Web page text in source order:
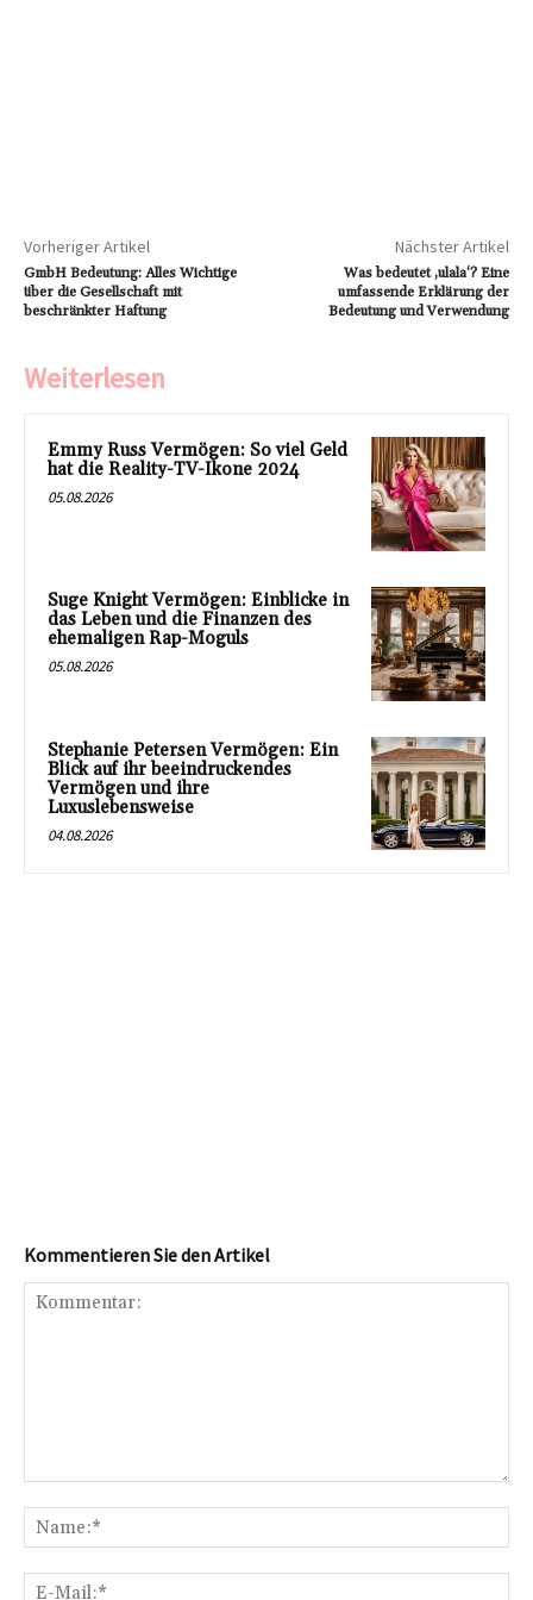
Vorheriger Artikel
GmbH Bedeutung: Alles Wichtige
über die Gesellschaft mit
beschränkter Haftung
Nächster Artikel
Was bedeutet ‚ulala‘? Eine
umfassende Erklärung der
Bedeutung und Verwendung
Weiterlesen
Emmy Russ Vermögen: So viel Geld
hat die Reality-TV-Ikone 2024
05.08.2026
Suge Knight Vermögen: Einblicke in
das Leben und die Finanzen des
ehemaligen Rap-Moguls
05.08.2026
Stephanie Petersen Vermögen: Ein
Blick auf ihr beeindruckendes
Vermögen und ihre
Luxuslebensweise
04.08.2026
Kommentieren Sie den Artikel